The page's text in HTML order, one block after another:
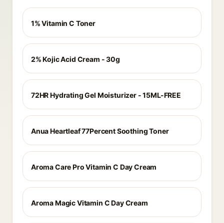
1% Vitamin C Toner
2% Kojic Acid Cream - 30g
72HR Hydrating Gel Moisturizer - 15ML-FREE
Anua Heartleaf 77Percent Soothing Toner
Aroma Care Pro Vitamin C Day Cream
Aroma Magic Vitamin C Day Cream